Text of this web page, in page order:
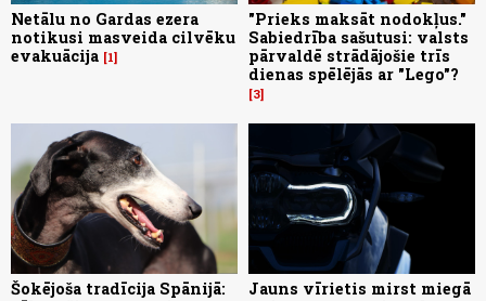
Netālu no Gardas ezera
notikusi masveida cilvēku
evakuācija 1
"Prieks maksāt nodokļus."
Sabiedrība sašutusi: valsts
pārvaldē strādājošie trīs
dienas spēlējās ar "Lego"?
3
Šokējoša tradīcija Spānijā:
Jauns vīrietis mirst miegā